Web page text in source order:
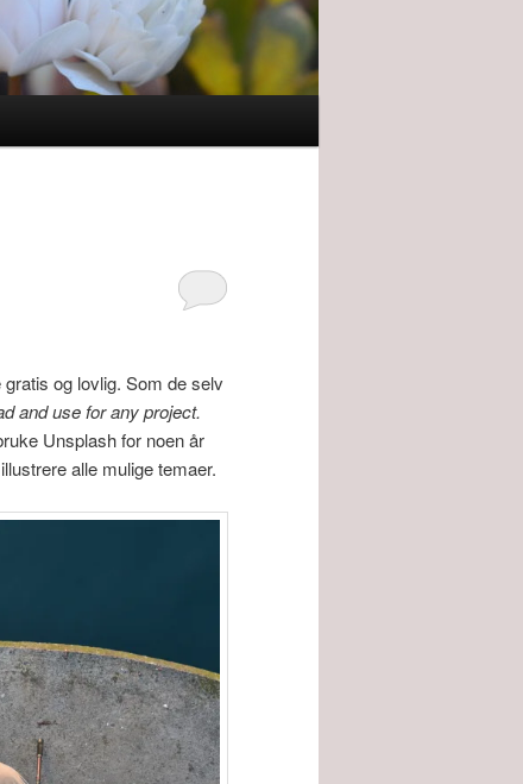
og lovlig. Som de selv
and use for any project.
Unsplash for noen år
alle mulige temaer.